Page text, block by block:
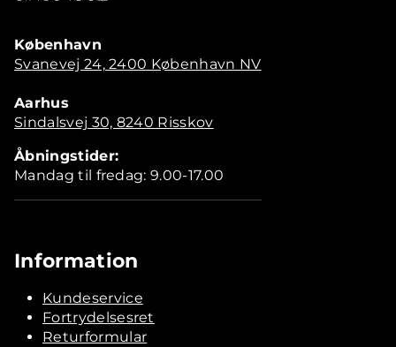
København
Svanevej 24, 2400 København NV
Aarhus
Sindalsvej 30, 8240 Risskov
Åbningstider:
Mandag til fredag: 9.00-17.00
Information
Kundeservice
Fortrydelsesret
Returformular